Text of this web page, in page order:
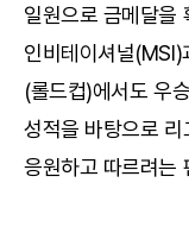
일원으로 금메달을
인비테이셔널(MSI)
(롤드컵)에서도 우
성적을 바탕으로
응원하고 따르려는